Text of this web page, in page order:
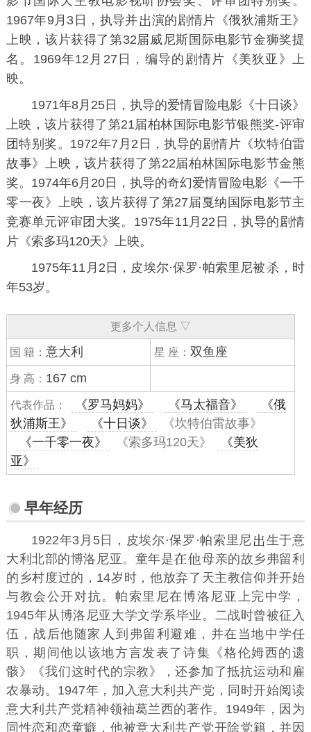
1967年9月3日，执导并
演的剧情片《俄狄浦斯王》
上映，该片获得了第32届威尼斯国际电影节金狮奖提
名。1969年12月27日，编导的剧情片《美狄亚 》上
映。
1971年8月25日，执导的爱情冒险电影《十日谈》
上映，该片获得了第21届柏林国际电影节银熊奖-评审
团特别奖。1972年7月2日，执导的剧情片《坎特伯雷
故事》上映，该片获得了第22届柏林国际电影节金熊
奖。1974年6月20日，执导的奇幻爱情冒险电影《一千
零一夜 》上映，该片获得了第27届戛纳国际电影节主
竞赛单元评审团大奖。1975年11月22日，执导的剧情
片《索多玛120天》上映。
1975年11月2日，皮埃尔·保罗·帕索里尼被
，时
年53岁。
更多个人信息 ▽
国 籍：意大利 星 座： 双鱼座
身 高： 167 cm
代表作品： 《罗马妈妈》 《马太福音》
《俄
狄浦斯王》
《十日谈》
《坎特伯雷故事》
《一千零一夜》
《索多玛120天》
《美狄
亚》
早年经历
1922年3月5日，皮埃尔·保罗·帕索里尼
生于意
大利北部的博洛尼亚。童年是
母亲的故乡弗留利
的乡村度过的，14岁时，他放弃了天主教信仰并开始
与教会公开对抗。帕索里尼在博洛尼亚上完中学，
1945年从博洛尼亚大学文学系毕业。二战时曾被征入
伍，战后他随家
到弗留利避难，并在当地中学任
职，期间他以该地方言发表了诗集《格伦姆西的遗
骸》《我们这时代的宗教》，还参加了抵抗运动和雇
农暴动。1947年，加入意大利共产党，同时开始阅读
意大利共产党精神领袖葛兰西的著作。1949年，因为
同性恋和恋童癖，他被意大利共产党开除党籍，并因